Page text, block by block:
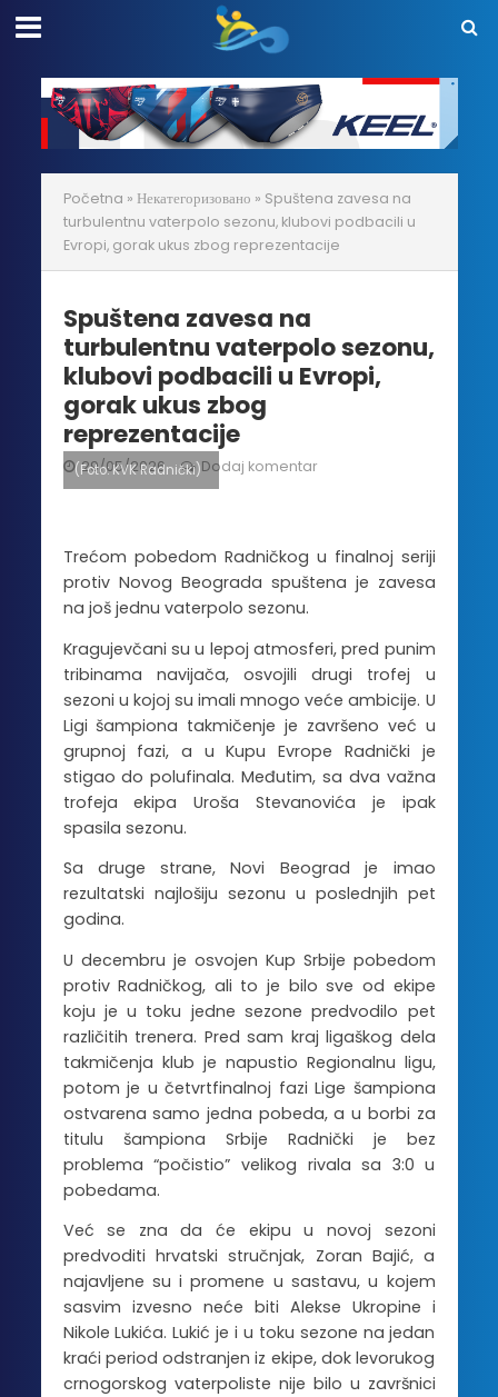
Početna » Некатегоризовано » Spuštena zavesa na
turbulentnu vaterpolo sezonu, klubovi podbacili u
Evropi, gorak ukus zbog reprezentacije
Spuštena zavesa na
turbulentnu vaterpolo sezonu,
klubovi podbacili u Evropi,
gorak ukus zbog
reprezentacije
29/05/2026 Dodaj komentar
(Foto: KVK Radnički)
Trećom pobedom Radničkog u finalnoj seriji
protiv Novog Beograda spuštena je zavesa
na još jednu vaterpolo sezonu.
Kragujevčani su u lepoj atmosferi, pred punim
tribinama navijača, osvojili drugi trofej u
sezoni u kojoj su imali mnogo veće ambicije. U
Ligi šampiona takmičenje je završeno već u
grupnoj fazi, a u Kupu Evrope Radnički je
stigao do polufinala. Međutim, sa dva važna
trofeja ekipa Uroša Stevanovića je ipak
spasila sezonu.
Sa druge strane, Novi Beograd je imao
rezultatski najlošiju sezonu u poslednjih pet
godina.
U decembru je osvojen Kup Srbije pobedom
protiv Radničkog, ali to je bilo sve od ekipe
koju je u toku jedne sezone predvodilo pet
različitih trenera. Pred sam kraj ligaškog dela
takmičenja klub je napustio Regionalnu ligu,
potom je u četvrtfinalnoj fazi Lige šampiona
ostvarena samo jedna pobeda, a u borbi za
titulu šampiona Srbije Radnički je bez
problema “počistio” velikog rivala sa 3:0 u
pobedama.
Već se zna da će ekipu u novoj sezoni
predvoditi hrvatski stručnjak, Zoran Bajić, a
najavljene su i promene u sastavu, u kojem
sasvim izvesno neće biti Alekse Ukropine i
Nikole Lukića. Lukić je i u toku sezone na jedan
kraći period odstranjen iz ekipe, dok levorukog
crnogorskog vaterpoliste nije bilo u završnici